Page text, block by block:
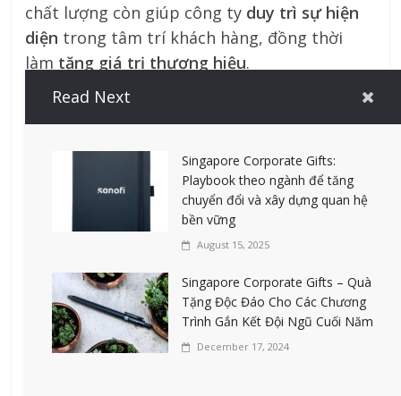
chất lượng còn giúp công ty duy trì sự hiện
diện trong tâm trí khách hàng, đồng thời
làm tăng giá trị thương hiệu.
Khi lựa chọn quà tặng doanh nghiệp, công ty
cần đảm bảo rằng món quà không chỉ phù
hợp vớingân sách marketingmà còn đảm
bảohiệu quả caotrong việc xây dựngmối
quan hệ lâu dàivới khách hàng. Quà tặng
Read Next
Singapore Corporate Gifts:
Playbook theo ngành để tăng
chuyển đổi và xây dựng quan hệ
bền vững
August 15, 2025
Singapore Corporate Gifts – Quà
Tặng Độc Đáo Cho Các Chương
Trình Gắn Kết Đội Ngũ Cuối Năm
December 17, 2024